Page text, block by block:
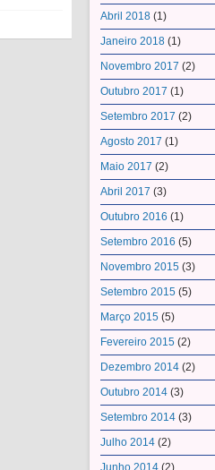
Abril 2018 (1)
Janeiro 2018 (1)
Novembro 2017 (2)
Outubro 2017 (1)
Setembro 2017 (2)
Agosto 2017 (1)
Maio 2017 (2)
Abril 2017 (3)
Outubro 2016 (1)
Setembro 2016 (5)
Novembro 2015 (3)
Setembro 2015 (5)
Março 2015 (5)
Fevereiro 2015 (2)
Dezembro 2014 (2)
Outubro 2014 (3)
Setembro 2014 (3)
Julho 2014 (2)
Junho 2014 (2)